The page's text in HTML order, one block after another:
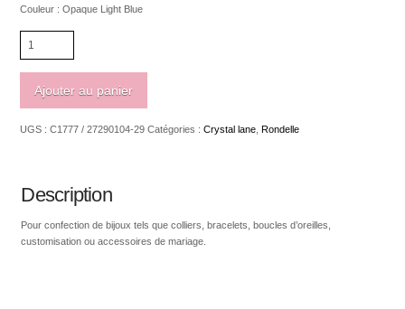
Couleur : Opaque Light Blue
Crystal
lane
x
Blue
Ajouter au panier
UGS :C1777 / 27290104-29 Catégories :Crystal lane ,Rondelle
Description
Pour confection de bijoux tels que colliers, bracelets, boucles d’oreilles,
customisation ou accessoires de mariage.